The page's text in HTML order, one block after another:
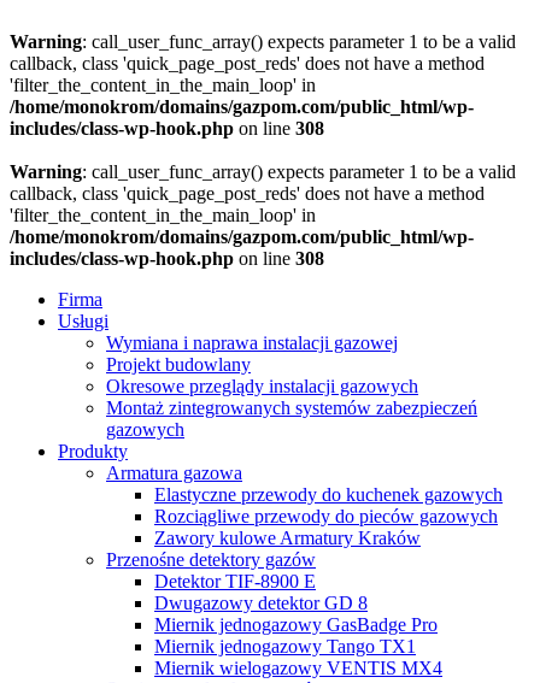
Warning: call_user_func_array() expects parameter 1 to be a valid
callback, class 'quick_page_post_reds' does not have a method
'filter_the_content_in_the_main_loop' in
/home/monokrom/domains/gazpom.com/public_html/wp-
includes/class-wp-hook.php on line 308
Warning: call_user_func_array() expects parameter 1 to be a valid
callback, class 'quick_page_post_reds' does not have a method
'filter_the_content_in_the_main_loop' in
/home/monokrom/domains/gazpom.com/public_html/wp-
includes/class-wp-hook.php on line 308
Firma
Usługi
Wymiana i naprawa instalacji gazowej
Projekt budowlany
Okresowe przeglądy instalacji gazowych
Montaż zintegrowanych systemów zabezpieczeń
gazowych
Produkty
Armatura gazowa
Elastyczne przewody do kuchenek gazowych
Rozciągliwe przewody do pieców gazowych
Zawory kulowe Armatury Kraków
Przenośne detektory gazów
Detektor TIF-8900 E
Dwugazowy detektor GD 8
Miernik jednogazowy GasBadge Pro
Miernik jednogazowy Tango TX1
Miernik wielogazowy VENTIS MX4